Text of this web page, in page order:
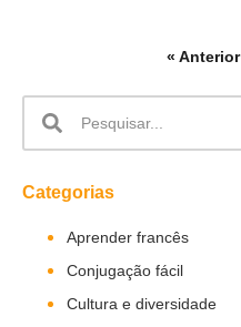
« Anterior
Categorias
Aprender francês
Conjugação fácil
Cultura e diversidade